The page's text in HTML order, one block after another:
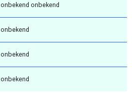
onbekend onbekend
onbekend
onbekend
onbekend